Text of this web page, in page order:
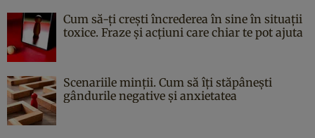
Cum să-ți crești încrederea în sine în situații
toxice. Fraze și acțiuni care chiar te pot ajuta
Scenariile minții. Cum să îți stăpânești
gândurile negative și anxietatea